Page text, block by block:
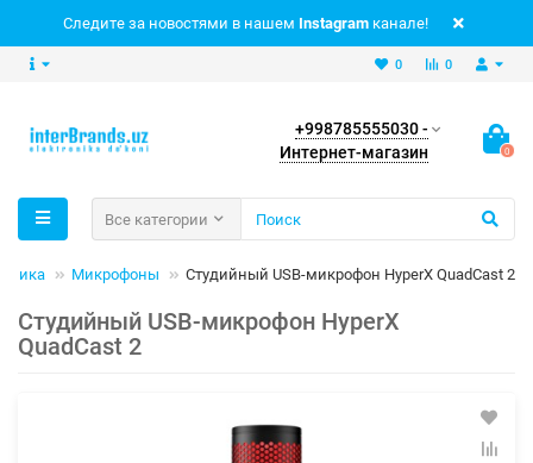
Следите за новостями в нашем Instagram канале!
0
0
+998785555030 -
Интернет-магазин
0
Все категории
Микрофоны Студийный USB-микрофон HyperX QuadCast 2
Студийный USB-микрофон HyperX
QuadCast 2